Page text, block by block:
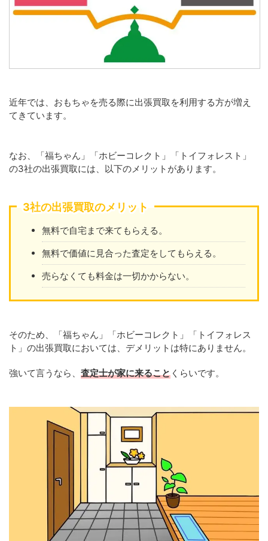
近年では、おもちゃを売る際に出張買取を利用する方が増え
てきています。
なお、「福ちゃん」「ホビーコレクト」「トイフォレスト」
の3社の出張買取には、以下のメリットがあります。
3社の出張買取のメリット
無料で自宅まで来てもらえる。
無料で価値に見合った査定をしてもらえる。
売らなくても料金は一切かからない。
そのため、「福ちゃん」「ホビーコレクト」「トイフォレス
ト」の出張買取においては、デメリットは特にありません。
強いて言うなら、 査定士が家に来ること くらいです。